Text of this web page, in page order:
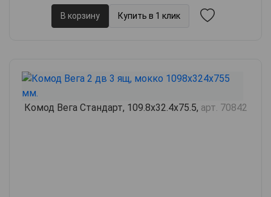
В корзину Купить в 1 клик
Комод Вега Стандарт, 109.8х32.4х75.5, арт. 70842